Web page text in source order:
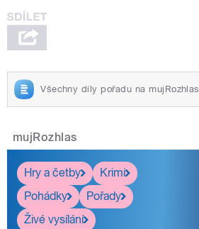
Všechny díly pořadu na mujRozhlas
mujRozhlas
Hry a četby
Krimi
Pohádky
Pořady
Živé vysílání